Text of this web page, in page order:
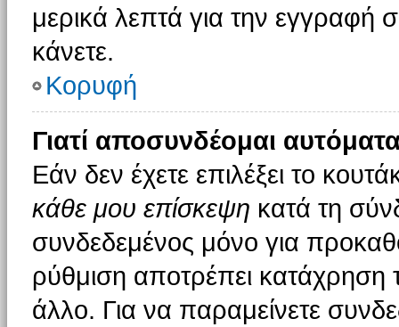
μερικά λεπτά για την
κάνετε.
Κορυφή
Γιατί αποσυνδέομαι
Εάν δεν έχετε επιλέξει το
κάθε μου επίσκεψη κατά τη
συνδεδεμένος μόνο για
ρύθμιση αποτρέπει
άλλο. Για να παραμείνετε